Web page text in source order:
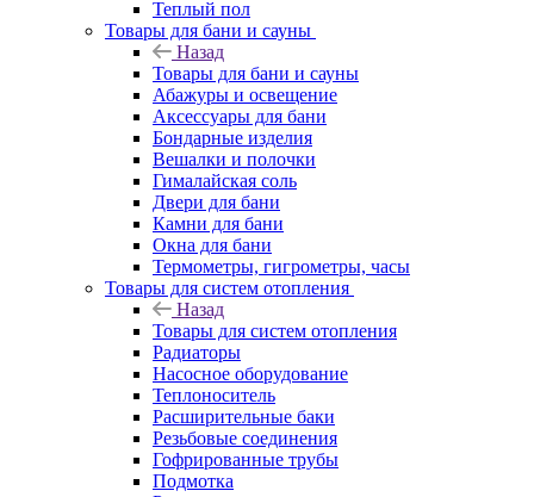
Теплый пол
Товары для бани и сауны
Назад
Товары для бани и сауны
Абажуры и освещение
Аксессуары для бани
Бондарные изделия
Вешалки и полочки
Гималайская соль
Двери для бани
Камни для бани
Окна для бани
Термометры, гигрометры, часы
Товары для систем отопления
Назад
Товары для систем отопления
Радиаторы
Насосное оборудование
Теплоноситель
Расширительные баки
Резьбовые соединения
Гофрированные трубы
Подмотка